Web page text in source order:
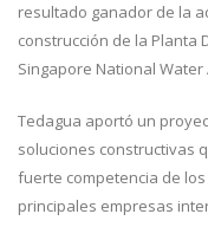
resultado ganador de la
construcción de la Planta
Singapore National Water
Tedagua aportó un
soluciones constructivas
fuerte competencia de
principales empresas